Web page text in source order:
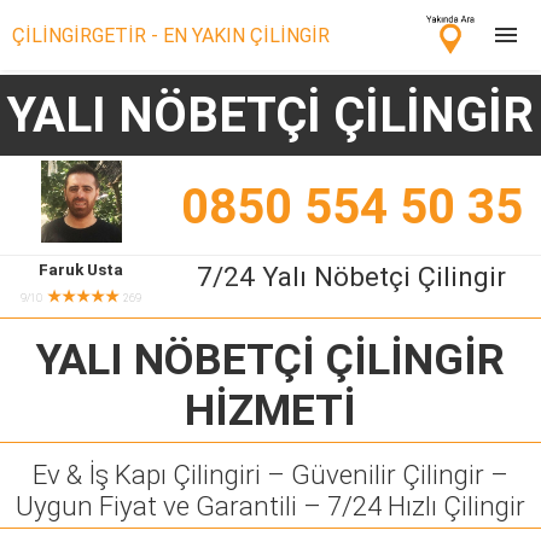
ÇİLİNGİRGETİR - EN YAKIN ÇİLİNGİR
Çilingir Ara
Çilingir misin? Bize Katıl!
YALI NÖBETÇİ ÇİLİNGİR
0850 554 50 35
Faruk Usta
9/10 ★★★★★269
7/24 Yalı Nöbetçi Çilingir
YALI NÖBETÇİ ÇİLİNGİR
HİZMETİ
Ev & İş Kapı Çilingiri – Güvenilir Çilingir –
Uygun Fiyat ve Garantili – 7/24 Hızlı Çilingir